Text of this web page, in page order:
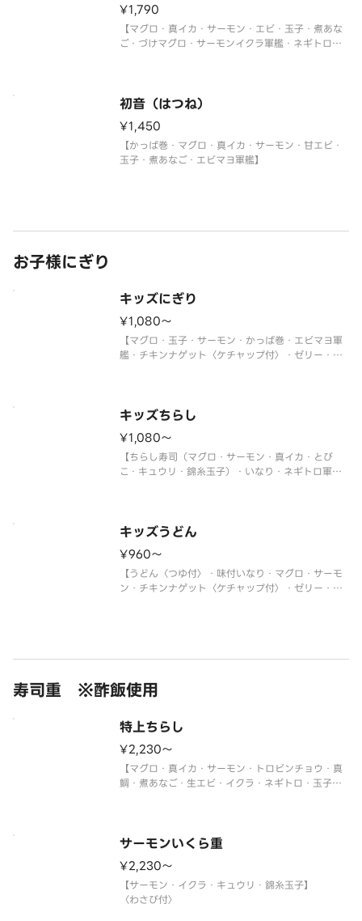
¥1,790
【マグロ・真イカ・サーモン・エビ・玉子・煮あな
ご・づけマグロ・サーモンイクラ軍艦・ネギトロ軍
初音（はつね）
¥1,450
【かっぱ巻・マグロ・真イカ・サーモン・甘エビ・
玉子・煮あなご・エビマヨ軍艦】
お子様にぎり
キッズにぎり
¥1,080〜
【マグロ・玉子・サーモン・かっぱ巻・エビマヨ軍
艦・チキンナゲット〈ケチャップ付〉・ゼリー・ジ
キッズちらし
¥1,080〜
【ちらし寿司（マグロ・サーモン・真イカ・とび
こ・キュウリ・錦糸玉子）・いなり・ネギトロ軍
※使い捨て容器でお届けします。
キッズうどん
¥960〜
【うどん〈つゆ付〉・味付いなり・マグロ・サーモ
ン・チキンナゲット〈ケチャップ付〉・ゼリー・ジ
寿司重 ※酢飯使用
特上ちらし
¥2,230〜
【マグロ・真イカ・サーモン・トロビンチョウ・真
鯛・煮あなご・生エビ・イクラ・ネギトロ・玉子・
サーモンいくら重
¥2,230〜
【サーモン・イクラ・キュウリ・錦糸玉子】
〈わさび付〉